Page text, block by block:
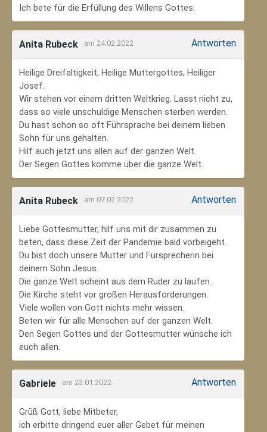
Ich bete für die Erfüllung des Willens Gottes.
Anita Rubeck am 24.02.2022 Antworten
Heilige Dreifaltigkeit, Heilige Muttergottes, Heiliger
Josef.
Wir stehen vor einem dritten Weltkrieg. Lasst nicht zu,
dass so viele unschuldige Menschen sterben werden.
Du hast schon so oft Führsprache bei deinem lieben
Sohn für uns gehalten.
Hilf auch jetzt uns allen auf der ganzen Welt.
Der Segen Gottes komme über die ganze Welt.
Anita Rubeck am 07.02.2022 Antworten
Liebe Gottesmutter, hilf uns mit dir zusammen zu
beten, dass diese Zeit der Pandemie bald vorbeigeht.
Du bist doch unsere Mutter und Fürsprecherin bei
deinem Sohn Jesus.
Die ganze Welt scheint aus dem Ruder zu laufen.
Die Kirche steht vor großen Herausforderungen.
Viele wollen von Gott nichts mehr wissen.
Beten wir für alle Menschen auf der ganzen Welt.
Den Segen Gottes und der Gottesmutter wünsche ich
euch allen.
Gabriele am 23.01.2022 Antworten
Grüß Gott, liebe Mitbeter,
ich erbitte dringend euer aller Gebet für meinen